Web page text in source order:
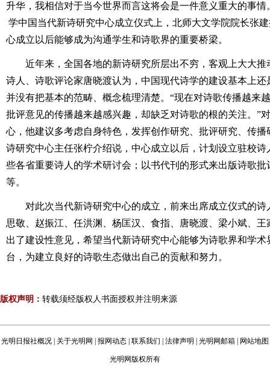
升华，我相信对于当今世界而言这将会是一件意义重大的事
学中国当代新诗研究中心成立仪式上，北师大文学院院长张
心成立以后能够成为沟通学生和诗歌界的重要桥梁。
近年来，全国各地的新诗研究所层出不穷，客观上大大
诗人、诗歌评论家唐晓渡认为，中国现代诗学的建设基本上
并没有把基本的范畴、概念梳理清楚。“现在对诗歌传播越来
批评意见的传播越来越感兴趣，却缺乏对诗歌的根的关注。”
心，他建议多考虑自身特色，发挥创作研究、批评研究、传
诗研究中心主任张柠介绍说，中心成立以后，计划设立驻校
些各省重要诗人的学术研讨会；以书代刊的形式来出版诗歌
等。
对此次当代新诗研究中心的成立，前来出席成立仪式的
思敬、赵振江、任洪渊、杨匡汉、食指、唐晓渡、梁小斌、
出了建设性意见，希望当代新诗研究中心能够为诗歌界和学
台，为建立良好的诗歌生态做出自己的贡献和努力。
版权声明： 转载须经版权人书面授权并注明来源
光明日报社概况 关于光明网 报网动态 联系我们 法律声明 光明网邮箱 网站地图
光明网版权所有